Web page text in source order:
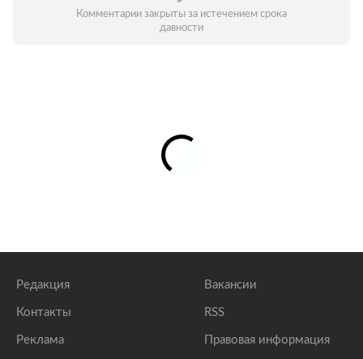
Комментарии закрыты за истечением срока
давности
Редакция
Контакты
Реклама
Вакансии
RSS
Правовая информация